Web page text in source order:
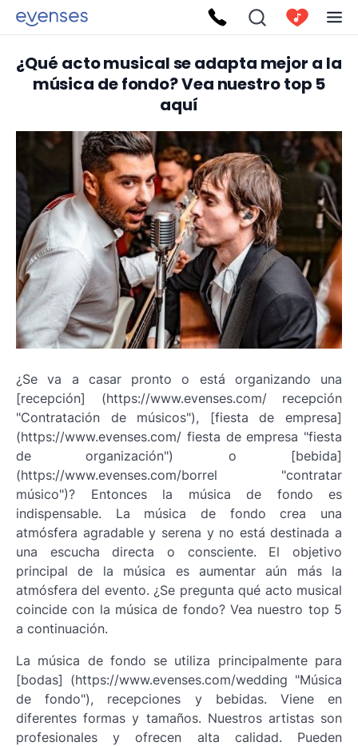
¿Qué acto musical se adapta mejor a la
música de fondo? Vea nuestro top 5
aquí
¿Se va a casar pronto o está organizando una
[recepción] (https://www.evenses.com/ recepción
"Contratación de músicos"), [fiesta de empresa]
(https://www.evenses.com/ fiesta de empresa "fiesta
de organización") o [bebida]
(https://www.evenses.com/borrel "contratar
músico")? Entonces la música de fondo es
indispensable. La música de fondo crea una
atmósfera agradable y serena y no está destinada a
una escucha directa o consciente. El objetivo
principal de la música es aumentar aún más la
atmósfera del evento. ¿Se pregunta qué acto musical
coincide con la música de fondo? Vea nuestro top 5
a continuación.
La música de fondo se utiliza principalmente para
[bodas] (https://www.evenses.com/wedding "Música
de fondo"), recepciones y bebidas. Viene en
diferentes formas y tamaños. Nuestros artistas son
profesionales y ofrecen alta calidad. Pueden